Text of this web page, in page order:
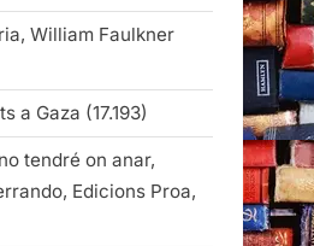
William Faulkner
a Gaza (17.193)
tendré on anar,
Edicions Proa,